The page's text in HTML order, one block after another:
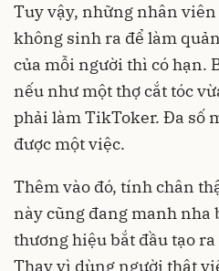
Tuy vậy, những nhân
không sinh ra để làm
của mỗi người thì có hạn.
nếu như một thợ cắt tóc
phải làm TikToker. Đa số
được một việc.
Thêm vào đó, tính chân
này cũng đang manh nha
thương hiệu bắt đầu tạo
Thay vì dùng người thật